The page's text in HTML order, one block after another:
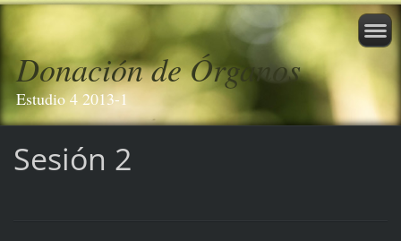
Donación de Órganos
Estudio 4 2013-1
Sesión 2